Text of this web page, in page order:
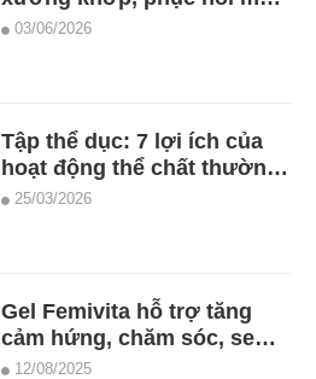
sụn khớp (25 ống) mới nhất
03/06/2026
Tập thể dục: 7 lợi ích của
hoạt động thể chất thường
xuyên
25/03/2026
Gel Femivita hỗ trợ tăng
cảm hứng, chăm sóc, se
khít kháng khuẩn giảm
12/08/2025